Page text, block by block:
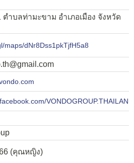
ตำบลท่ามะขาม อำเภอเมือง จังหวัด
maps/dNr8Dss1pkTjfH5a8
(คุณหญิง)